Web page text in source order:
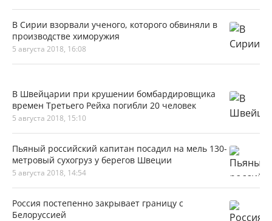
В Сирии взорвали ученого, которого обвиняли в
производстве химоружия
5 августа 2018, 16:08
В Швейцарии при крушении бомбардировщика
времен Третьего Рейха погибли 20 человек
5 августа 2018, 15:10
Пьяный российский капитан посадил на мель 130-
метровый сухогруз у берегов Швеции
5 августа 2018, 14:54
Россия постепенно закрывает границу с
Белоруссией